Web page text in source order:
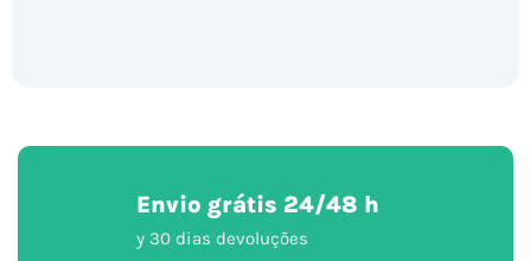
Envio grátis 24/48 h
y 30 dias devoluções